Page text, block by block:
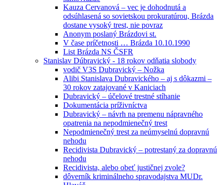
Kauza Cervanová – vec je dohodnutá a
odsúhlasená so sovietskou prokuratúrou, Brázda
dostane vysoký trest, nie povraz
Anonym poslaný Brázdovi st.
V čase príčetnosti … Brázda 10.10.1990
List Brázda NS ČSFR
Stanislav Dúbravický - 18 rokov odňatia slobody
vodič V3S Dubravický – Nožka
Alibi Stanislava Dubravického – aj s dôkazmi –
30 rokov zatajované v Kaniciach
Dubravický – účelové trestné stíhanie
Dokumentácia príživníctva
Dubravický – návrh na premenu nápravného
opatrenia na nepodmienečný trest
Nepodmienečný trest za neúmyselnú dopravnú
nehodu
Recidivista Dubravický – potrestaný za dopravnú
nehodu
Recidivista, alebo obeť justičnej zvole?
dôverník kriminálneho spravodajstva MUDr.